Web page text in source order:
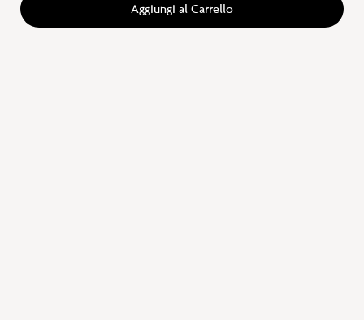
Aggiungi al Carrello